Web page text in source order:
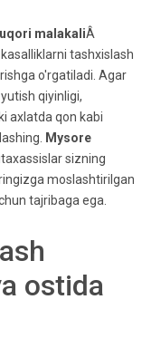
malakaliÂ
tashxislash
o'rgatiladi. Agar
qiyinligi,
axlatda qon kabi
Mysore
sizning
moslashtirilgan
tajribaga ega.
ostida